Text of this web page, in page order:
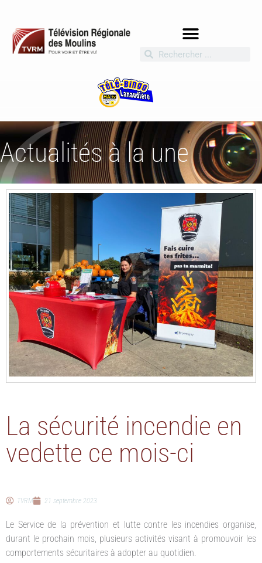
Actualités à la une
La sécurité incendie en
vedette ce mois-ci
TVRM 21 septembre 2023
Le Service de la prévention et lutte contre les incendies organise,
durant le prochain mois, plusieurs activités visant à promouvoir les
comportements sécuritaires à adopter au quotidien.